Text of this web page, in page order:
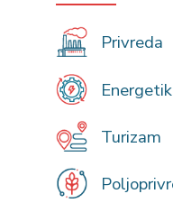
Privreda
Turizam